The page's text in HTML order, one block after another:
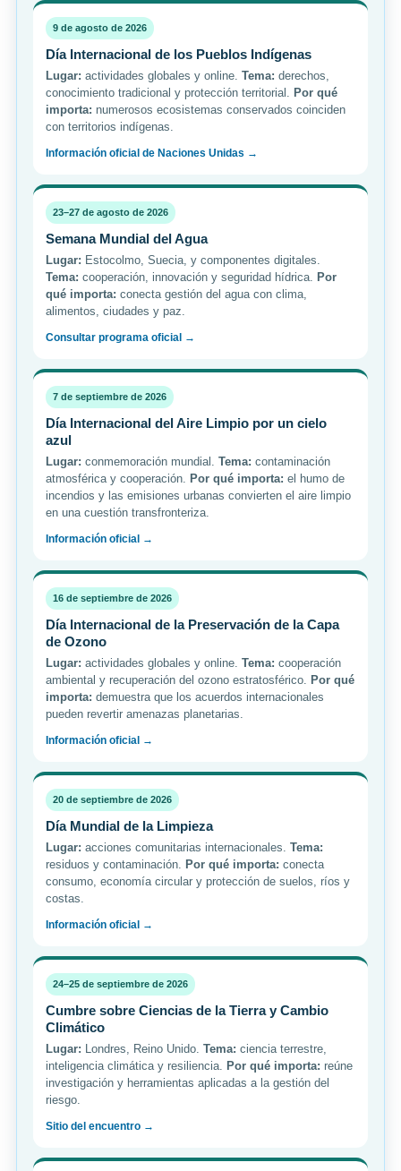
9 de agosto de 2026
Día Internacional de los Pueblos Indígenas
Lugar: actividades globales y online. Tema: derechos,
conocimiento tradicional y protección territorial. Por qué
importa: numerosos ecosistemas conservados coinciden
con territorios indígenas.
Información oficial de Naciones Unidas →
23–27 de agosto de 2026
Semana Mundial del Agua
Lugar: Estocolmo, Suecia, y componentes digitales.
Tema: cooperación, innovación y seguridad hídrica. Por
qué importa: conecta gestión del agua con clima,
alimentos, ciudades y paz.
Consultar programa oficial →
7 de septiembre de 2026
Día Internacional del Aire Limpio por un cielo
azul
Lugar: conmemoración mundial. Tema: contaminación
atmosférica y cooperación. Por qué importa: el humo de
incendios y las emisiones urbanas convierten el aire limpio
en una cuestión transfronteriza.
Información oficial →
16 de septiembre de 2026
Día Internacional de la Preservación de la Capa
de Ozono
Lugar: actividades globales y online. Tema: cooperación
ambiental y recuperación del ozono estratosférico. Por qué
importa: demuestra que los acuerdos internacionales
pueden revertir amenazas planetarias.
Información oficial →
20 de septiembre de 2026
Día Mundial de la Limpieza
Lugar: acciones comunitarias internacionales. Tema:
residuos y contaminación. Por qué importa: conecta
consumo, economía circular y protección de suelos, ríos y
costas.
Información oficial →
24–25 de septiembre de 2026
Cumbre sobre Ciencias de la Tierra y Cambio
Climático
Lugar: Londres, Reino Unido. Tema: ciencia terrestre,
inteligencia climática y resiliencia. Por qué importa: reúne
investigación y herramientas aplicadas a la gestión del
riesgo.
Sitio del encuentro →